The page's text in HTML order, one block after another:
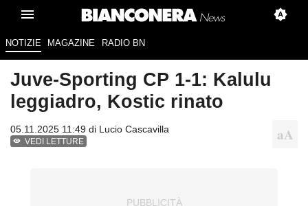
NOTIZIE MAGAZINE RADIO BN
Juve-Sporting CP 1-1: Kalulu
leggiadro, Kostic rinato
05.11.2025 11:49 di Lucio Cascavilla
VEDI LETTURE